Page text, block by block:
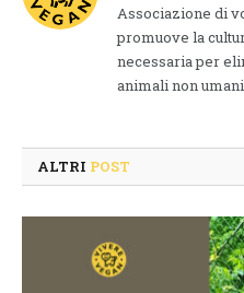
Associazione di
promuove la
necessaria per
animali non umani.
ALTRI POST